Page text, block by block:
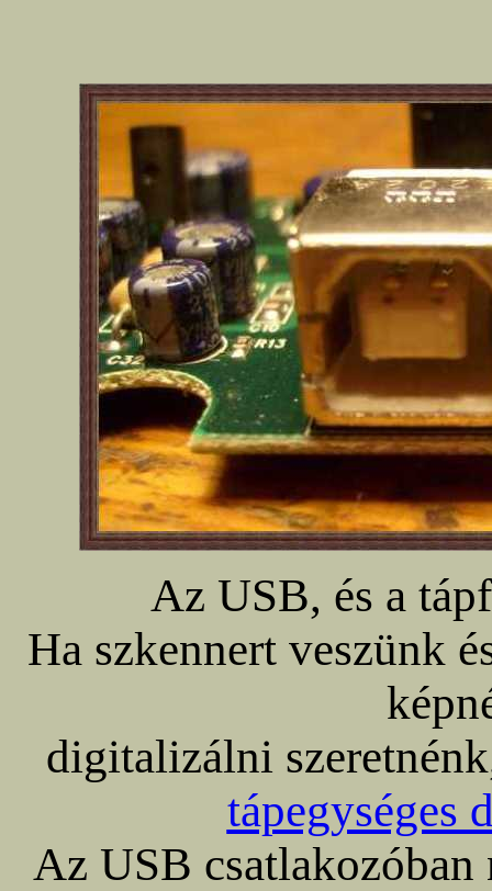
Az USB, és a
Ha szkennert veszünk
digitalizálni
tápegységes
Az USB csatlakozóban